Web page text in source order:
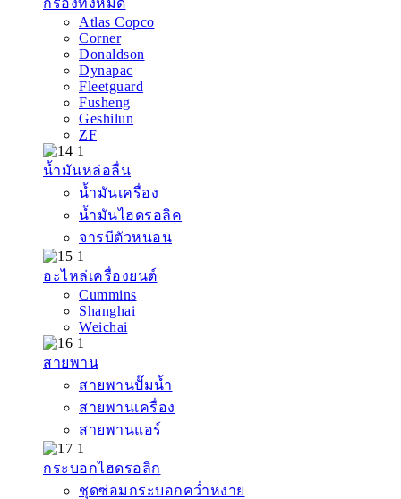
กรองทั้งหมด
Atlas Copco
Corner
Donaldson
Dynapac
Fleetguard
Fusheng
Geshilun
ZF
น้ำมันหล่อลื่น
น้ำมันเครื่อง
น้ำมันไฮดรอลิค
จารบีตัวหนอน
อะไหล่เครื่องยนต์
Cummins
Shanghai
Weichai
สายพาน
สายพานปั๊มน้ำ
สายพานเครื่อง
สายพานแอร์
กระบอกไฮดรอลิก
ชุดซ่อมกระบอกคว่ำหงาย